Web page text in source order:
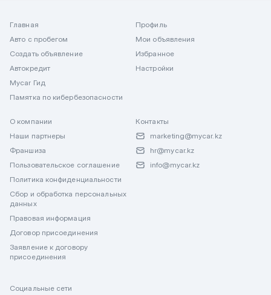
Главная
Авто с пробегом
Создать объявление
Автокредит
Mycar Гид
Памятка по кибербезопасности
Профиль
Мои объявления
Избранное
Настройки
О компании
Наши партнеры
Франшиза
Пользовательское соглашение
Политика конфиденциальности
Сбор и обработка персональных
данных
Правовая информация
Договор присоединения
Заявление к договору
присоединения
Контакты
marketing@mycar.kz
hr@mycar.kz
info@mycar.kz
Социальные сети